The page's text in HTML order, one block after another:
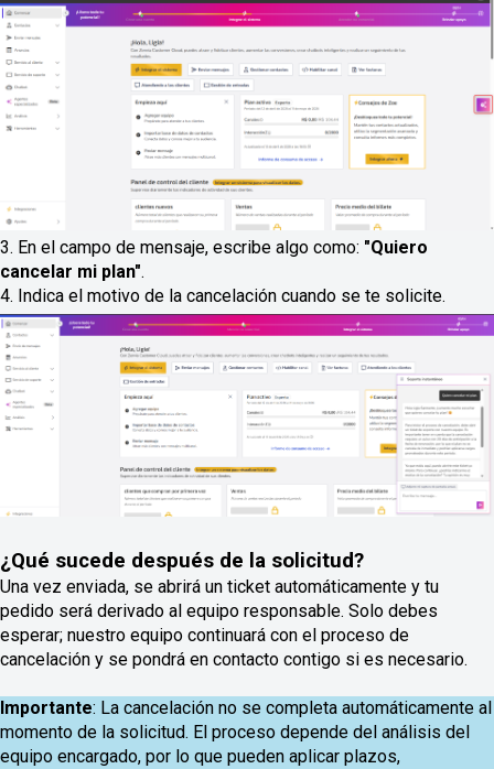
3. En el campo de mensaje, escribe algo como: "Quiero
cancelar mi plan".
4. Indica el motivo de la cancelación cuando se te solicite.
¿Qué sucede después de la solicitud?
Una vez enviada, se abrirá un ticket automáticamente y tu
pedido será derivado al equipo responsable. Solo debes
esperar; nuestro equipo continuará con el proceso de
cancelación y se pondrá en contacto contigo si es necesario.
Importante: La cancelación no se completa automáticamente al
momento de la solicitud. El proceso depende del análisis del
equipo encargado, por lo que pueden aplicar plazos,